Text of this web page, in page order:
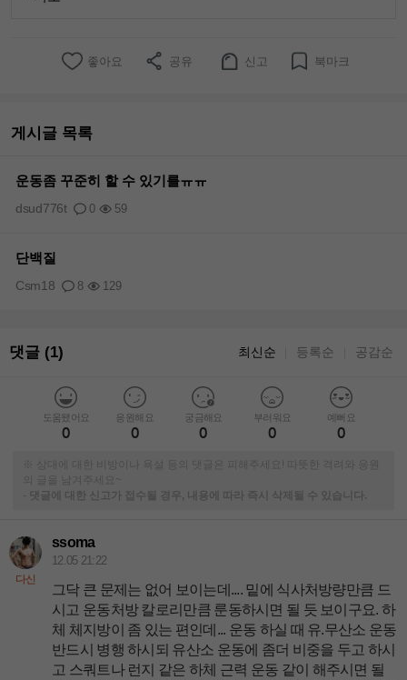
좋아요 공유 신고 북마크
게시글 목록
운동좀 꾸준히 할 수 있기를ㅠㅠ
0 59
dsud776t
단백질
8 129
Csm18
댓글 (1) 최신순 등록순 공감순
도움됐어요
0
응원해요
0
궁금해요
0
부러워요
0
예뻐요
0
※ 상대에 대한 비방이나 욕설 등의 댓글은 피해주세요! 따뜻한 격려와 응원
-
댓글에 대한 신고가 접수될 경우, 내용에 따라 즉시 삭제될 수 있습니다.
다신
ssoma
12.05 21:22
그닥 큰 문제는 없어 보이는데.... 밑에 식사처방량만큼 드
시고 운동처방 칼로리만큼 룬동하시면 될 듯 보이구요. 하
체 체지방이 좀 있는 편인데... 운동 하실 때 유.무산소 운동
반드시 병행 하시되 유산소 운동에 좀더 비중을 두고 하시
고 스쿼트나 런지 같은 하체 근력 운동 같이 해주시면 될